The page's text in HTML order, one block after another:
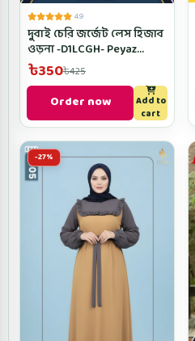
4.9
দুবাই চেরি জর্জেট লেস হিজাব
ওড়না -D1LCGH- Peyaz
Color
৳350৳425
Order now
Add to
cart
-27%